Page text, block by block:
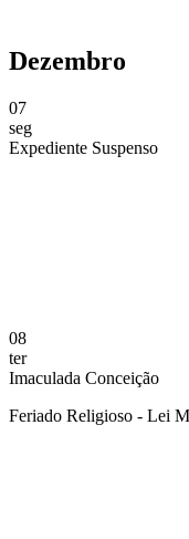
Dezembro
07
seg
Expediente Suspenso
08
ter
Imaculada Conceição
Feriado Religioso - Lei